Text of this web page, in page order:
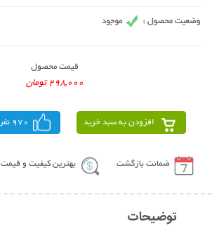
قیمت محصول
298,000 تومان
افزودن به سبد خرید 970 نفر
ضمانت بازگشت بهترین کیفیت و قیمت
توضیحات